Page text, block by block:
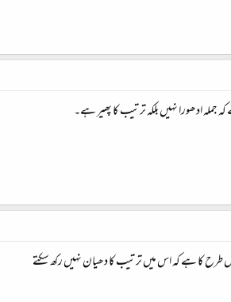
جملہ ادھورا نہیں بلکہ ترتیب کا پھیر ہے۔
طرح کا ہے کہ اس میں ترتیب کا دھیان نہیں رکھ سکتے